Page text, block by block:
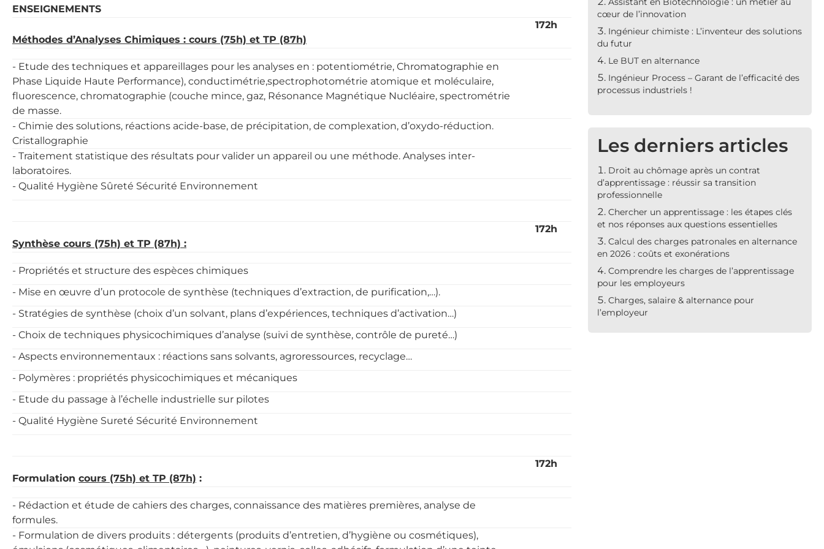
ENSEIGNEMENTS
Méthodes d’Analyses Chimiques : cours (75h) et TP (87h)
172h
- Etude des techniques et appareillages pour les analyses en : potentiométrie, Chromatographie en
Phase Liquide Haute Performance), conductimétrie,spectrophotométrie atomique et moléculaire,
fluorescence, chromatographie (couche mince, gaz, Résonance Magnétique Nucléaire, spectrométrie
de masse.
- Chimie des solutions, réactions acide-base, de précipitation, de complexation, d’oxydo-réduction.
Cristallographie
- Traitement statistique des résultats pour valider un appareil ou une méthode. Analyses inter-
laboratoires.
- Qualité Hygiène Sûreté Sécurité Environnement
Synthèse cours (75h) et TP (87h) :
172h
- Propriétés et structure des espèces chimiques
- Mise en œuvre d’un protocole de synthèse (techniques d’extraction, de purification,…).
- Stratégies de synthèse (choix d’un solvant, plans d’expériences, techniques d’activation…)
- Choix de techniques physicochimiques d’analyse (suivi de synthèse, contrôle de pureté…)
- Aspects environnementaux : réactions sans solvants, agroressources, recyclage…
- Polymères : propriétés physicochimiques et mécaniques
- Etude du passage à l’échelle industrielle sur pilotes
- Qualité Hygiène Sureté Sécurité Environnement
Formulation cours (75h) et TP (87h) :
172h
- Rédaction et étude de cahiers des charges, connaissance des matières premières, analyse de
formules.
- Formulation de divers produits : détergents (produits d’entretien, d’hygiène ou cosmétiques),
cœur de l’innovation
Ingénieur chimiste : L’inventeur des solutions
du futur
Le BUT en alternance
Ingénieur Process – Garant de l’efficacité des
processus industriels !
Les derniers articles
Droit au chômage après un contrat
d’apprentissage : réussir sa transition
professionnelle
Chercher un apprentissage : les étapes clés
et nos réponses aux questions essentielles
Calcul des charges patronales en alternance
en 2026 : coûts et exonérations
Comprendre les charges de l’apprentissage
pour les employeurs
Charges, salaire & alternance pour
l’employeur